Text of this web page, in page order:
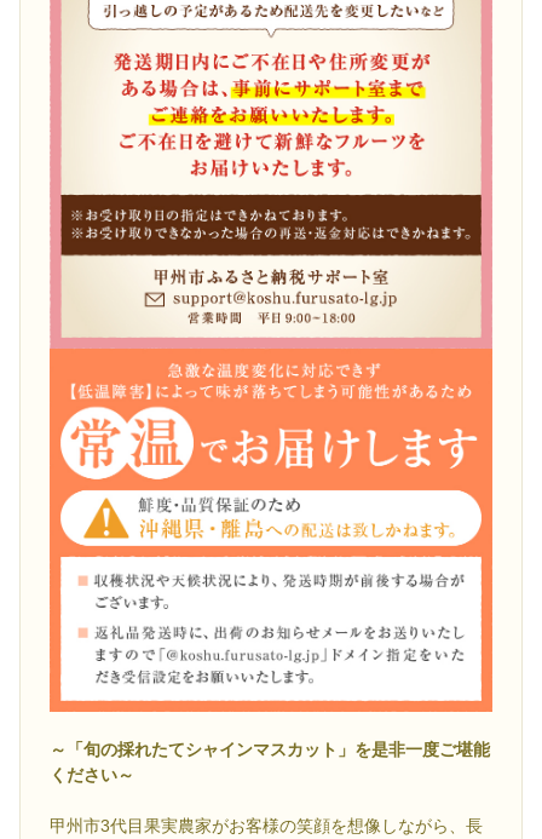
～「旬の採れたてシャインマスカット」を是非一度ご堪能
ください～
甲州市3代目果実農家がお客様の笑顔を想像しながら、長